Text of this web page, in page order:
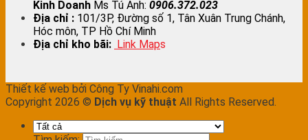
Kinh Doanh Ms Tú Anh: 0906.372.023
Địa chỉ : 101/3P, Đường số 1, Tân Xuân Trung Chánh,
Hóc môn, TP Hồ Chí Minh
Địa chỉ kho bãi: Link Maps
Thiết kế web bởi Công Ty Vinahi.com
Copyright 2026 © Dịch vụ kỹ thuật All Rights Reserved.